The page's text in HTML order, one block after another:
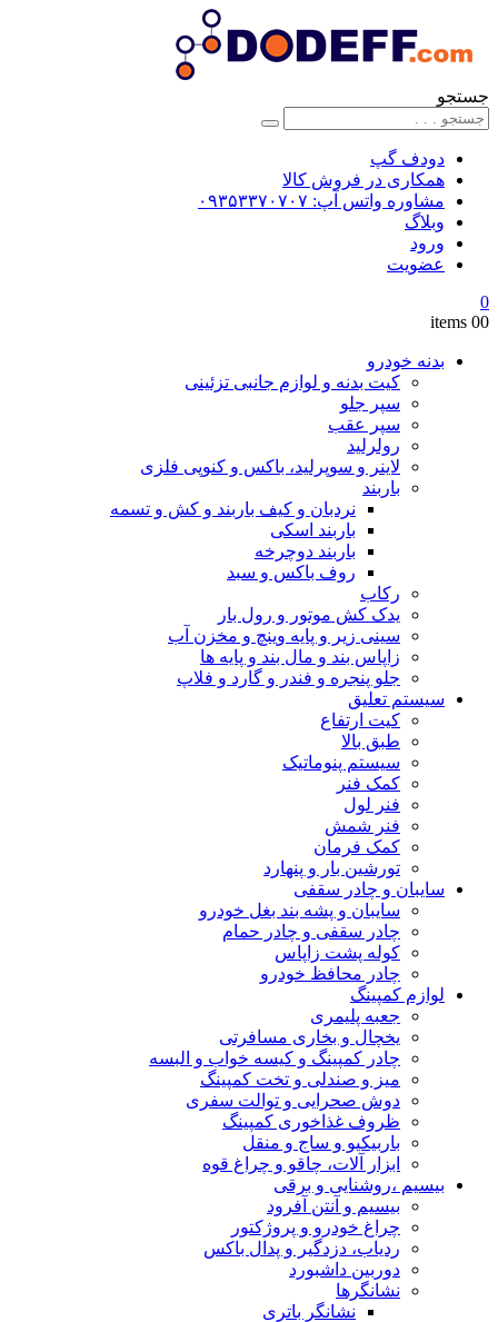
جستجو
دودف گپ
همکاری در فروش کالا
مشاوره واتس آپ: ۰۹۳۵۳۳۷۰۷۰۷
وبلاگ
ورود
عضویت
0
00 items
بدنه خودرو
کیت بدنه و لوازم جانبی تزئینی
سپر جلو
سپر عقب
رولرلید
لاینر و سوپرلید، باکس و کنوپی فلزی
باربند
نردبان و کیف باربند و کش و تسمه
باربند اسکی
باربند دوچرخه
روف باکس و سبد
رکاب
یدک کش موتور و رول بار
سینی زیر و پایه وینچ و مخزن آب
زاپاس بند و مال بند و پایه ها
جلو پنجره و فندر و گارد و فلاپ
سیستم تعلیق
کیت ارتفاع
طبق بالا
سیستم پنوماتیک
کمک فنر
فنر لول
فنر شمش
کمک فرمان
تورشین بار و پنهارد
سایبان و چادر سقفی
سایبان و پشه بند بغل خودرو
چادر سقفی و چادر حمام
کوله پشت زاپاس
چادر محافظ خودرو
لوازم کمپینگ
جعبه پلیمری
یخچال و بخاری مسافرتی
چادر کمپینگ و کیسه خواب و البسه
میز و صندلی و تخت کمپینگ
دوش صحرایی و توالت سفری
ظروف غذاخوری کمپینگ
باربیکیو و ساج و منقل
ابزار آلات، چاقو و چراغ قوه
بیسیم ،روشنایی و برقی
بیسیم و آنتن آفرود
چراغ خودرو و پروژکتور
ردیاب، دزدگیر و پدال باکس
دوربین داشبورد
نشانگرها
نشانگر باتری